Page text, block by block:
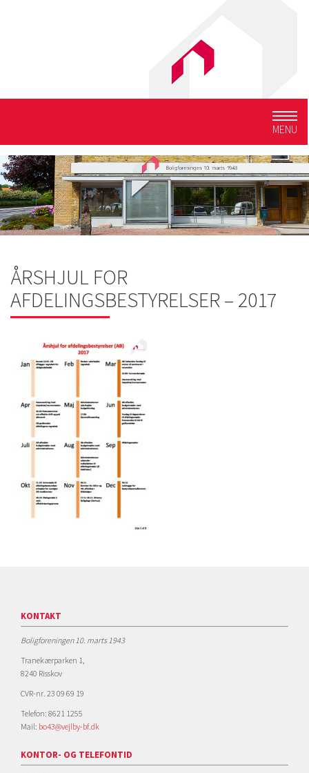
MENU
ÅRSHJUL FOR
AFDELINGSBESTYRELSER – 2017
KONTAKT
Boligforeningen 10. marts 1943
Tranekærparken 1,
8240 Risskov
CVR-nr. 23 09 69 19
Telefon: 8621 1255
Mail: bo43@vejlby-bf.dk
KONTOR- OG TELEFONTID